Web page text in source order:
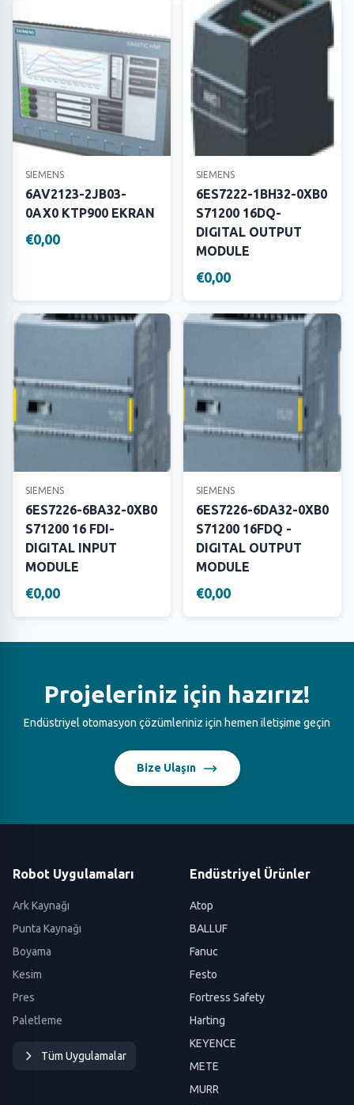
SIEMENS
6AV2123-2JB03-
0AX0 KTP900 EKRAN
€0,00
SIEMENS
6ES7222-1BH32-0XB0
S71200 16DQ-
DIGITAL OUTPUT
MODULE
€0,00
SIEMENS
6ES7226-6BA32-0XB0
S71200 16 FDI-
DIGITAL INPUT
MODULE
€0,00
SIEMENS
6ES7226-6DA32-0XB0
S71200 16FDQ -
DIGITAL OUTPUT
MODULE
€0,00
Projeleriniz için hazırız!
Endüstriyel otomasyon çözümleriniz için hemen iletişime geçin
Bize Ulaşın
Robot Uygulamaları
Ark Kaynağı
Punta Kaynağı
Boyama
Kesim
Pres
Paletleme
Tüm Uygulamalar
Endüstriyel Ürünler
Atop
BALLUF
Fanuc
Festo
Fortress Safety
Harting
KEYENCE
METE
MURR